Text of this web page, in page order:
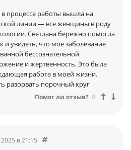
процессе работы вышла на
линии — все женщины в роду
Светлана бережно помогла
и увидеть, что мое заболевание
бессознательной
и жертвенность. Это была
работа в моей жизни.
разорвать порочный круг
Помог ли отзыв? 0
2025 в 21:15